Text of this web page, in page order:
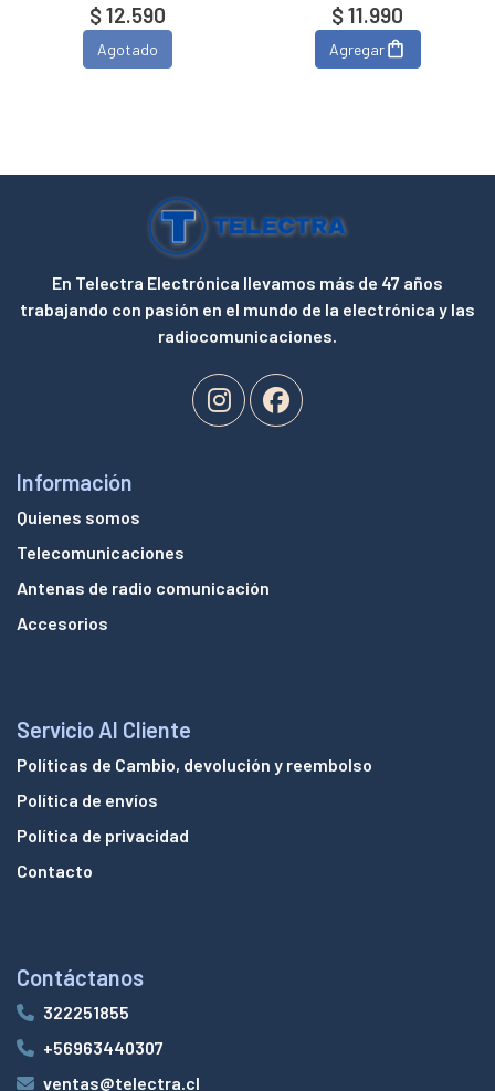
$ 12.590
Agotado
$ 11.990
Agregar
En Telectra Electrónica llevamos más de 47 años
trabajando con pasión en el mundo de la electrónica y las
radiocomunicaciones.
Información
Quienes somos
Telecomunicaciones
Antenas de radio comunicación
Accesorios
Servicio Al Cliente
Políticas de Cambio, devolución y reembolso
Política de envíos
Política de privacidad
Contacto
Contáctanos
322251855
+56963440307
ventas@telectra.cl